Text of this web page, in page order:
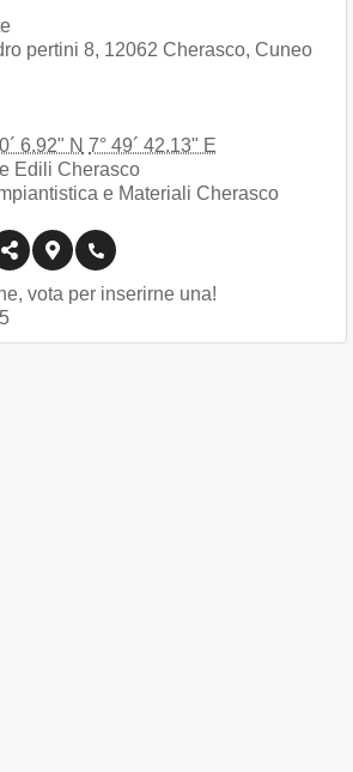
pertini 8, 12062 Cherasco, Cuneo
6.92" N 7° 49´ 42.13" E
Edili Cherasco
e Materiali Cherasco
vota per inserirne una!
5